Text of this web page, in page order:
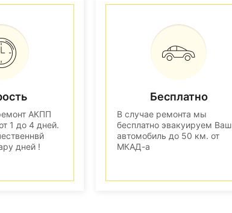
АКПП
1 до 4 дней.
дней !
Бесплатно
В случае ремонта мы
бесплатно эвакуируем Ваш
автомобиль до 50 км. от
МКАД-а